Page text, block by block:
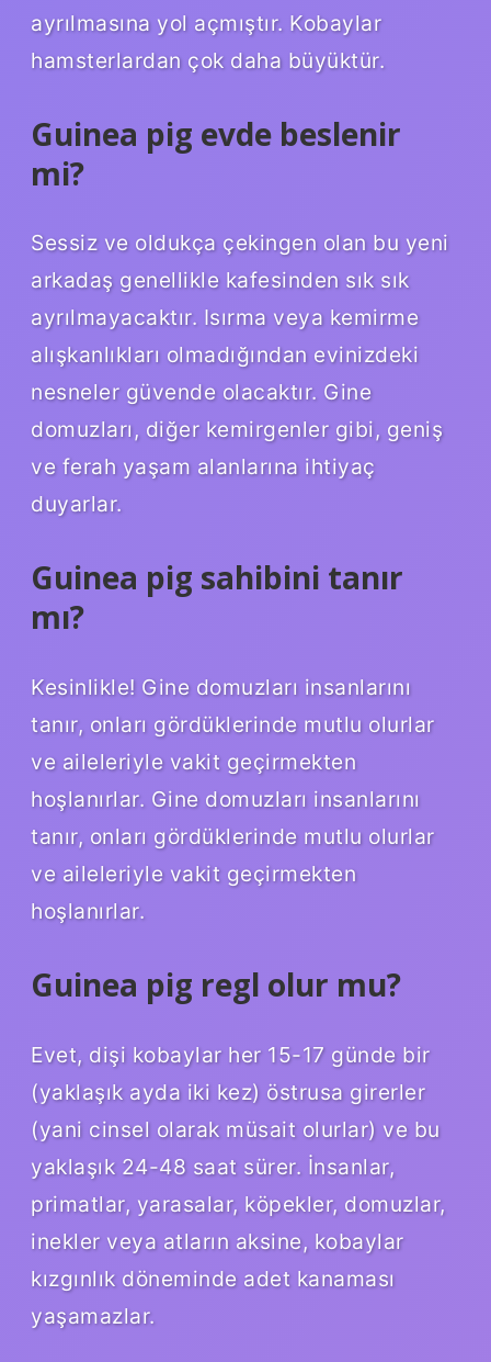
ayrılmasına yol açmıştır. Kobaylar
hamsterlardan çok daha büyüktür.
Guinea pig evde beslenir
mi?
Sessiz ve oldukça çekingen olan bu yeni
arkadaş genellikle kafesinden sık sık
ayrılmayacaktır. Isırma veya kemirme
alışkanlıkları olmadığından evinizdeki
nesneler güvende olacaktır. Gine
domuzları, diğer kemirgenler gibi, geniş
ve ferah yaşam alanlarına ihtiyaç
duyarlar.
Guinea pig sahibini tanır
mı?
Kesinlikle! Gine domuzları insanlarını
tanır, onları gördüklerinde mutlu olurlar
ve aileleriyle vakit geçirmekten
hoşlanırlar. Gine domuzları insanlarını
tanır, onları gördüklerinde mutlu olurlar
ve aileleriyle vakit geçirmekten
hoşlanırlar.
Guinea pig regl olur mu?
Evet, dişi kobaylar her 15-17 günde bir
(yaklaşık ayda iki kez) östrusa girerler
(yani cinsel olarak müsait olurlar) ve bu
yaklaşık 24-48 saat sürer. İnsanlar,
primatlar, yarasalar, köpekler, domuzlar,
inekler veya atların aksine, kobaylar
kızgınlık döneminde adet kanaması
yaşamazlar.